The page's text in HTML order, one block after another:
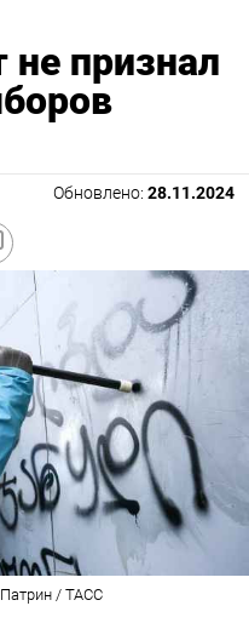
не признал
Обновлено: 28.11.2024
/ ТАСС